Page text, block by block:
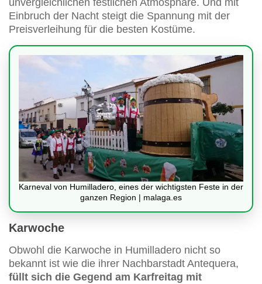
unvergleichlichen festlichen Atmosphäre. Und mit
Einbruch der Nacht steigt die Spannung mit der
Preisverleihung für die besten Kostüme.
Karneval von Humilladero, eines der wichtigsten Feste in der
ganzen Region | malaga.es
Karwoche
Obwohl die Karwoche in Humilladero nicht so
bekannt ist wie die ihrer Nachbarstadt Antequera,
füllt sich die Gegend am Karfreitag mit